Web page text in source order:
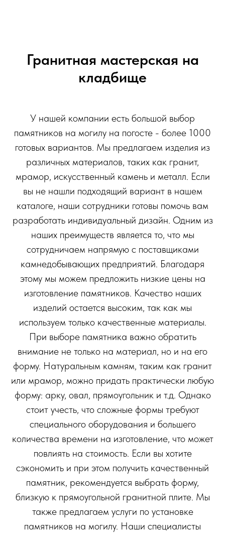
Гранитная мастерская на
кладбище
У нашей компании есть большой выбор
памятников на могилу на погосте - более 1000
готовых вариантов. Мы предлагаем изделия из
различных материалов, таких как гранит,
мрамор, искусственный камень и металл. Если
вы не нашли подходящий вариант в нашем
каталоге, наши сотрудники готовы помочь вам
разработать индивидуальный дизайн. Одним из
наших преимуществ является то, что мы
сотрудничаем напрямую с поставщиками
камнедобывающих предприятий. Благодаря
этому мы можем предложить низкие цены на
изготовление памятников. Качество наших
изделий остается высоким, так как мы
используем только качественные материалы.
При выборе памятника важно обратить
внимание не только на материал, но и на его
форму. Натуральным камням, таким как гранит
или мрамор, можно придать практически любую
форму: арку, овал, прямоугольник и т.д. Однако
стоит учесть, что сложные формы требуют
специального оборудования и большего
количества времени на изготовление, что может
повлиять на стоимость. Если вы хотите
сэкономить и при этом получить качественный
памятник, рекомендуется выбрать форму,
близкую к прямоугольной гранитной плите. Мы
также предлагаем услуги по установке
памятников на могилу. Наши специалисты